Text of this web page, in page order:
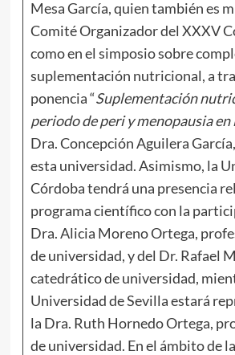
Mesa García, quien también es
Comité Organizador del XXXV
como en el simposio sobre
suplementación nutricional, a
ponencia “Suplementación
periodo de peri y menopausia en
Dra. Concepción Aguilera
esta universidad. Asimismo, la
Córdoba tendrá una presencia
programa científico con la
Dra. Alicia Moreno Ortega,
de universidad, y del Dr. Rafael
catedrático de universidad,
Universidad de Sevilla estará
la Dra. Ruth Hornedo Ortega,
de universidad. En el ámbito de